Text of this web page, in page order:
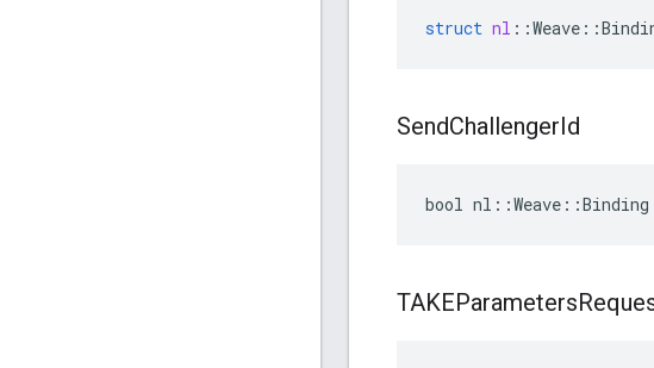
struct nl ::Weave ::
SendChallengerId
bool
TAKEParameters